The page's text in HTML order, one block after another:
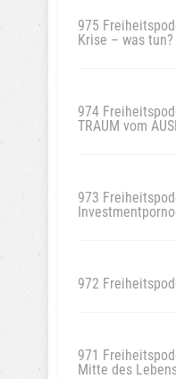
975
Krise – was tun?
974
TRAUM vom
973
972
971
Mitte des